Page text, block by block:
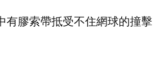
有膠索帶抵受不住網球的撞擊